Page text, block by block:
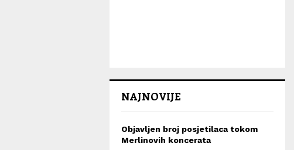
NAJNOVIJE
Objavljen broj posjetilaca tokom
Merlinovih koncerata